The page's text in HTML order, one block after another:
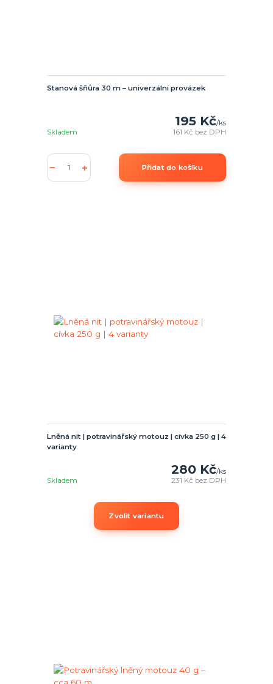
Stanová šňůra 30 m – univerzální provázek
195 Kč/ks
161 Kč bez DPH
Skladem
Přidat do košíku
Lněná nit | potravinářský motouz | cívka 250 g | 4
varianty
280 Kč/ks
231 Kč bez DPH
Skladem
Zvolit variantu